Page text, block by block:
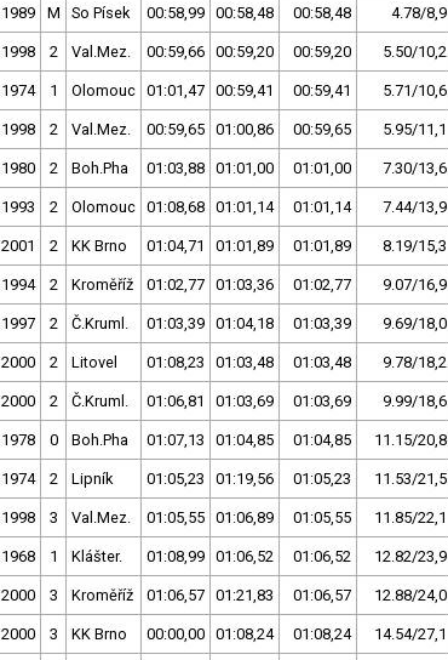
1989 M So Písek 00:58,99 00:58,48 00:58,48 4.78/8,9
1998 2 Val.Mez. 00:59,66 00:59,20 00:59,20 5.50/10,2
1974 1 Olomouc 01:01,47 00:59,41 00:59,41 5.71/10,6
1998 2 Val.Mez. 00:59,65 01:00,86 00:59,65 5.95/11,1
1980 2 Boh.Pha 01:03,88 01:01,00 01:01,00 7.30/13,6
1993 2 Olomouc 01:08,68 01:01,14 01:01,14 7.44/13,9
2001 2 KK Brno 01:04,71 01:01,89 01:01,89 8.19/15,3
1994 2 Kroměříž 01:02,77 01:03,36 01:02,77 9.07/16,9
1997 2 Č.Kruml. 01:03,39 01:04,18 01:03,39 9.69/18,0
2000 2 Litovel 01:08,23 01:03,48 01:03,48 9.78/18,2
2000 2 Č.Kruml. 01:06,81 01:03,69 01:03,69 9.99/18,6
1978 0 Boh.Pha 01:07,13 01:04,85 01:04,85 11.15/20,8
1974 2 Lipník 01:05,23 01:19,56 01:05,23 11.53/21,5
1998 3 Val.Mez. 01:05,55 01:06,89 01:05,55 11.85/22,1
1968 1 Klášter. 01:08,99 01:06,52 01:06,52 12.82/23,9
2000 3 Kroměříž 01:06,57 01:21,83 01:06,57 12.88/24,0
2000 3 KK Brno 00:00,00 01:08,24 01:08,24 14.54/27,1